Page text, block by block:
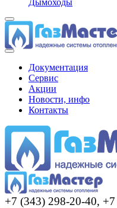
Дымоходы
Документация
Сервис
Акции
Новости, инфо
Контакты
+7 (343) 298-20-40,